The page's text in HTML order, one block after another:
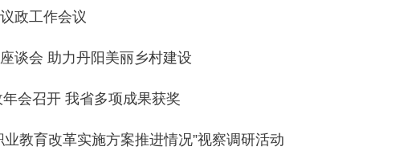
政工作会议
谈会 助力丹阳美丽乡村建设
会召开 我省多项成果获奖
教育改革实施方案推进情况”视察调研活动